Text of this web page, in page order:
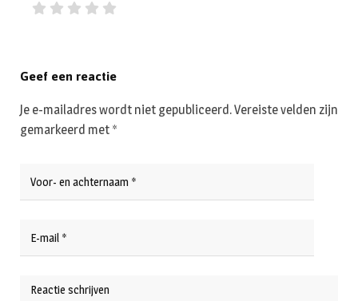
Geef een reactie
Je e-mailadres wordt niet gepubliceerd.Vereiste velden zijn
gemarkeerd met *